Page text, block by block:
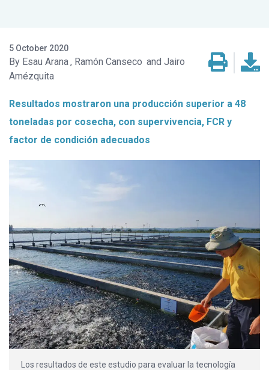
5 October 2020
Esau Arana Ramón Canseco
Jairo
Amézquita
Resultados mostraron una producción superior a 48
toneladas por cosecha, con supervivencia, FCR y
factor de condición adecuados
Los resultados de este estudio para evaluar la tecnología